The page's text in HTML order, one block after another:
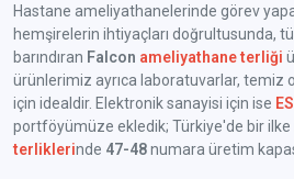
Hastane ameliyathanelerinde görev
hemşirelerin ihtiyaçları doğrultusunda,
barındıran Falcon ameliyathane terliği
ürünlerimiz ayrıca laboratuvarlar, temiz
için idealdir. Elektronik sanayisi için ise
portföyümüze ekledik; Türkiye'de bir
terliklerinde 47-48numara üretim